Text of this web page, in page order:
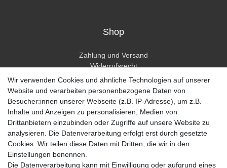
Shop
Zahlung und Versand
Widerrufsrecht
Widerrufsformular
Hilfe
Mein Konto
Registrieren
Anmelden
Unternehmen
Wir verwenden Cookies und ähnliche Technologien auf unserer
Website und verarbeiten personenbezogene Daten von
Besucher:innen unserer Webseite (z.B. IP-Adresse), um z.B.
Inhalte und Anzeigen zu personalisieren, Medien von
Drittanbietern einzubinden oder Zugriffe auf unsere Website zu
analysieren. Die Datenverarbeitung erfolgt erst durch gesetzte
Cookies. Wir teilen diese Daten mit Dritten, die wir in den
Einstellungen benennen.
Die Datenverarbeitung kann mit Einwilligung oder aufgrund eines